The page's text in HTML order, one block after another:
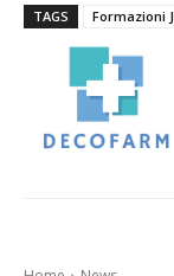
TAGS Formazioni